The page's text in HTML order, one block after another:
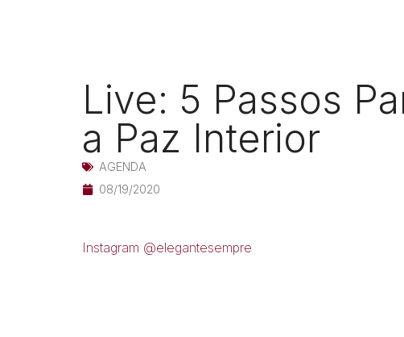
Live: 5 Passos
a Paz Interior
AGENDA
08/19/2020
Instagram @elegantesempre